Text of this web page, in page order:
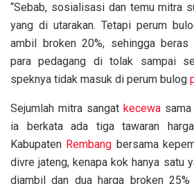
“Sebab, sosialisasi dan temu mitra
yang di utarakan. Tetapi perum
ambil broken 20%, sehingga
para pedagang di tolak sampai
speknya tidak masuk di perum bulog
Sejumlah mitra sangat kecewasama
ia berkata ada tiga tawaran
Kabupaten Rembang bersama
divre jateng, kenapa kok hanya satu
diambil dan dua harga broken